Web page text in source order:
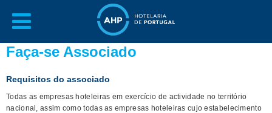
Faça-se Associado
Requisitos do associado
Todas as empresas hoteleiras em exercício de actividade no território
nacional, assim como todas as empresas hoteleiras cujo estabelecimento